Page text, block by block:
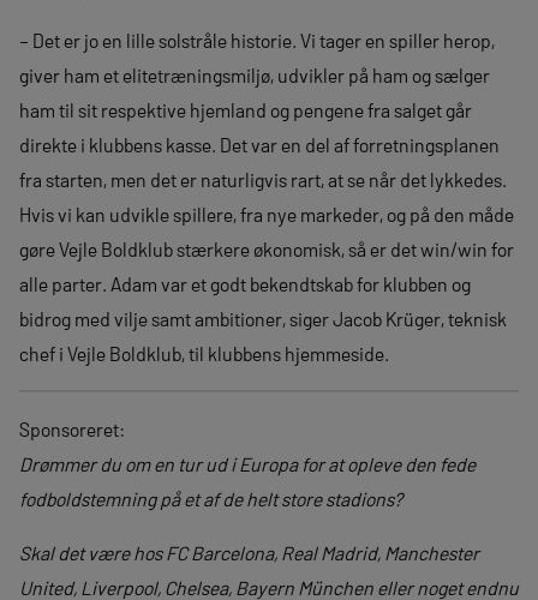
– Det er jo en lille solstråle historie. Vi tager en spiller herop,
giver ham et elitetræningsmiljø, udvikler på ham og sælger
ham til sit respektive hjemland og pengene fra salget går
direkte i klubbens kasse. Det var en del af forretningsplanen
fra starten, men det er naturligvis rart, at se når det lykkedes.
Hvis vi kan udvikle spillere, fra nye markeder, og på den måde
gøre Vejle Boldklub stærkere økonomisk, så er det win/win for
alle parter. Adam var et godt bekendtskab for klubben og
bidrog med vilje samt ambitioner, siger Jacob Krüger, teknisk
chef i Vejle Boldklub, til klubbens hjemmeside.
Sponsoreret:
Drømmer du om en tur ud i Europa for at opleve den fede
fodboldstemning på et af de helt store stadions?
Skal det være hos FC Barcelona, Real Madrid, Manchester
United, Liverpool, Chelsea, Bayern München eller noget endnu